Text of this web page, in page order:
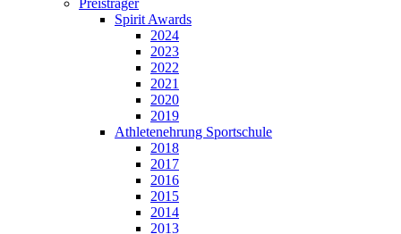
Preisträger
Spirit Awards
2024
2023
2022
2021
2020
2019
Athletenehrung Sportschule
2018
2017
2016
2015
2014
2013